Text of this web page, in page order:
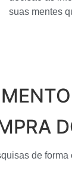
suas mentes
de